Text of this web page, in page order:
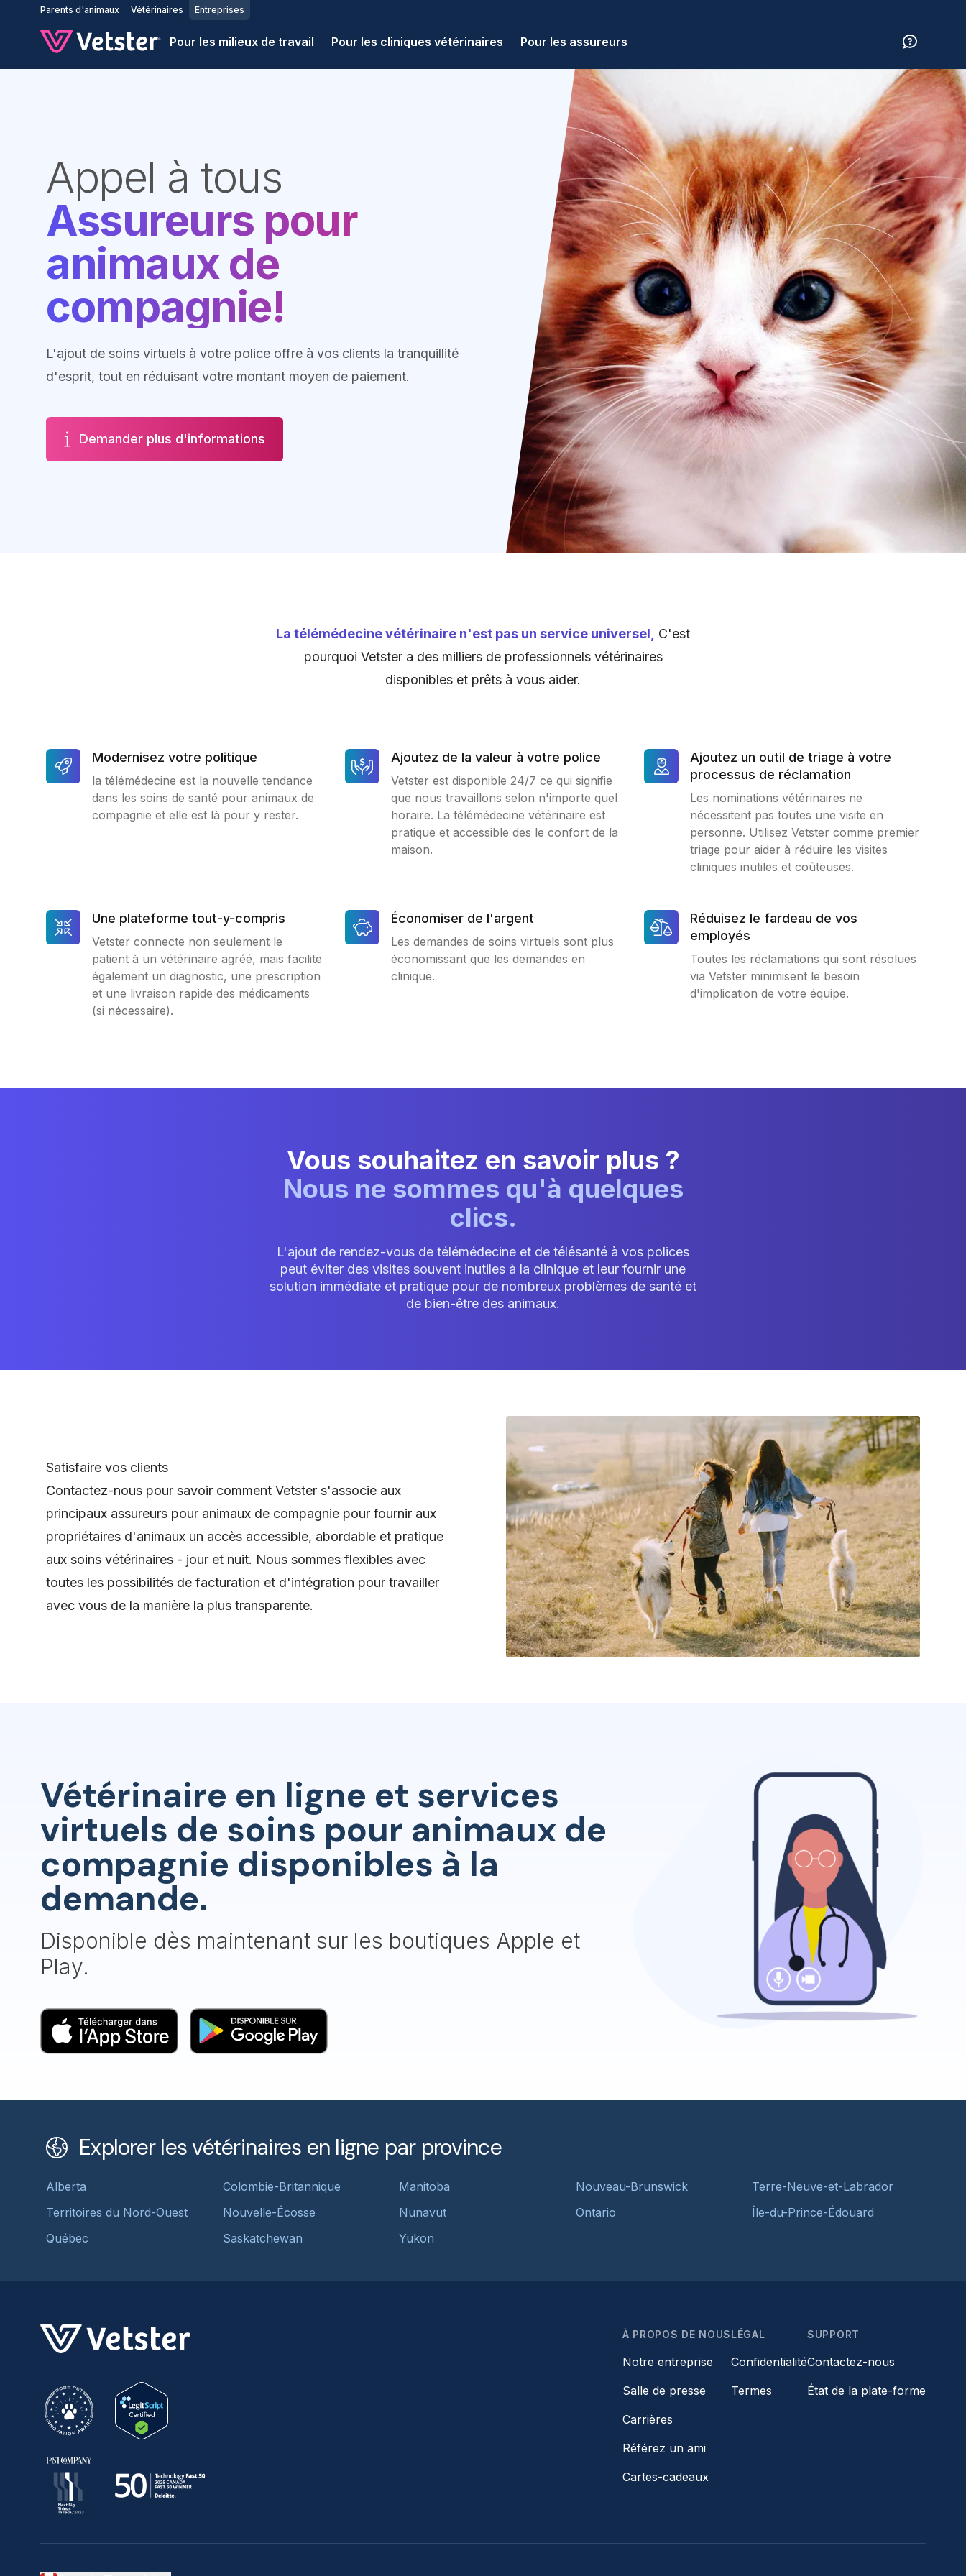
Jump to main content
Parents d'animaux Vétérinaires Entreprises
Pour les milieux de travail Pour les cliniques vétérinaires Pour les assureurs
Appel à tous
Assureurs pour
animaux de
compagnie!
L'ajout de soins virtuels à votre police offre à vos clients la tranquillité
d'esprit, tout en réduisant votre montant moyen de paiement.
Demander plus d'informations
La télémédecine vétérinaire n'est pas un service universel,
C'est
pourquoi Vetster a des milliers de professionnels vétérinaires
disponibles et prêts à vous aider.
Modernisez votre politique
la télémédecine est la nouvelle tendance
dans les soins de santé pour animaux de
compagnie et elle est là pour y rester.
Ajoutez de la valeur à votre police
Vetster est disponible 24/7 ce qui signifie
que nous travaillons selon n'importe quel
horaire. La télémédecine vétérinaire est
pratique et accessible des le confort de la
maison.
Ajoutez un outil de triage à votre
processus de réclamation
Les nominations vétérinaires ne
nécessitent pas toutes une visite en
personne. Utilisez Vetster comme premier
triage pour aider à réduire les visites
cliniques inutiles et coûteuses.
Une plateforme tout-y-compris
Vetster connecte non seulement le
patient à un vétérinaire agréé, mais facilite
également un diagnostic, une prescription
et une livraison rapide des médicaments
(si nécessaire).
Économiser de l'argent
Les demandes de soins virtuels sont plus
économissant que les demandes en
clinique.
Réduisez le fardeau de vos
employés
Toutes les réclamations qui sont résolues
via Vetster minimisent le besoin
d'implication de votre équipe.
Vous souhaitez en savoir plus ?
Nous ne sommes qu'à quelques
clics.
L'ajout de rendez-vous de télémédecine et de télésanté à vos polices
peut éviter des visites souvent inutiles à la clinique et leur fournir une
solution immédiate et pratique pour de nombreux problèmes de santé et
de bien-être des animaux.
Satisfaire vos clients
Contactez-nous pour savoir comment Vetster s'associe aux
principaux assureurs pour animaux de compagnie pour fournir aux
propriétaires d'animaux un accès accessible, abordable et pratique
aux soins vétérinaires - jour et nuit. Nous sommes flexibles avec
toutes les possibilités de facturation et d'intégration pour travailler
avec vous de la manière la plus transparente.
Vétérinaire en ligne et services
virtuels de soins pour animaux de
compagnie disponibles à la
demande.
Disponible dès maintenant sur les boutiques Apple et
Play.
Explorer les vétérinaires en ligne par province
Alberta Colombie-Britannique Manitoba Nouveau-Brunswick
Terre-Neuve-et-Labrador
Territoires du Nord-Ouest
Nouvelle-Écosse Nunavut Ontario
Île-du-Prince-Édouard
Québec
Saskatchewan Yukon
À PROPOS DE NOUS
Notre entreprise
Salle de presse
Carrières
Référez un ami
Cartes-cadeaux
LÉGAL
Confidentialité
Termes
SUPPORT
Contactez-nous
État de la plate-forme